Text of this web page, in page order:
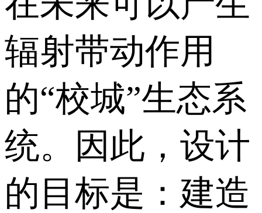
辐射带动作用
的“校城”生态系
统。因此，设计
的目标是：建造